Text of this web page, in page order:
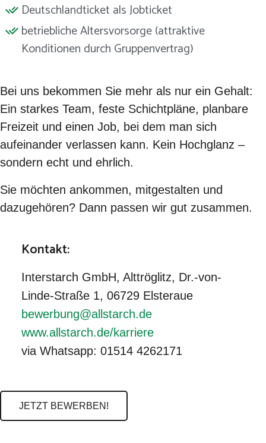
Deutschlandticket als Jobticket
betriebliche Altersvorsorge (attraktive
Konditionen durch Gruppenvertrag)
Bei uns bekommen Sie mehr als nur ein Gehalt:
Ein starkes Team, feste Schichtpläne, planbare
Freizeit und einen Job, bei dem man sich
aufeinander verlassen kann. Kein Hochglanz –
sondern echt und ehrlich.
Sie möchten ankommen, mitgestalten und
dazugehören? Dann passen wir gut zusammen.
Kontakt:
Interstarch GmbH, Alttröglitz, Dr.-von-
Linde-Straße 1, 06729 Elsteraue
bewerbung@allstarch.de
www.allstarch.de/karriere
via Whatsapp: 01514 4262171
JETZT BEWERBEN!